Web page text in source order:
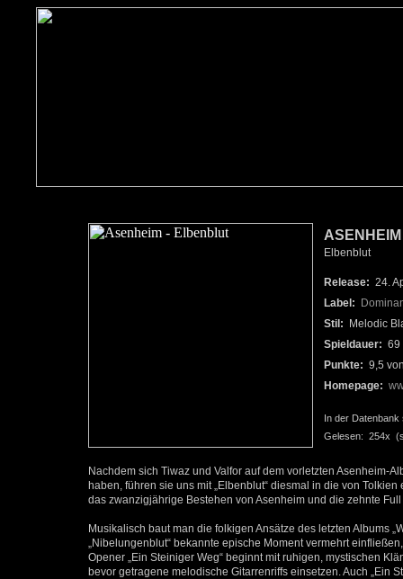
ASENHEIM
Elbenblut
Release: 24.
Label:
Stil: Melodic
Spieldauer: 69
Punkte: 9,5
Homepage:
In der Datenbank
Gelesen: 254x
Nachdem sich Tiwaz und Valfor auf dem vorletzten Asenheim-
haben, führen sie uns mit „Elbenblut“ diesmal in die von
das zwanzigjährige Bestehen von Asenheim und die zehnte
Musikalisch baut man die folkigen Ansätze des letzten Albums
„Nibelungenblut“ bekannte epische Moment vermehrt
Opener „Ein Steiniger Weg“ beginnt mit ruhigen, mystischen
bevor getragene melodische Gitarrenriffs einsetzen. Auch „Ein